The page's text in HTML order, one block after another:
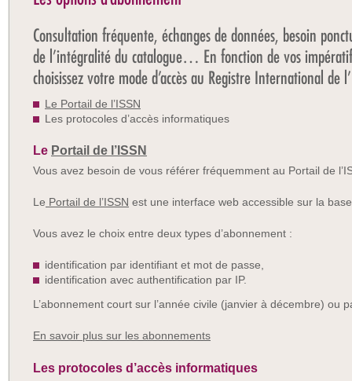
Consultation fréquente, échanges de données, besoin
de l’intégralité du catalogue… En fonction de vos
choisissez votre mode d’accès au Registre International de
Le Portail de l’ISSN
Les protocoles d’accès informatiques
Le Portail de l’ISSN
Vous avez besoin de vous référer fréquemment au Portail de
Le Portail de l’ISSN est une interface web accessible sur la
Vous avez le choix entre deux types d’abonnement :
identification par identifiant et mot de passe,
identification avec authentification par IP.
L’abonnement court sur l’année civile (janvier à décembre) ou
En savoir plus sur les abonnements
Les protocoles d’accès informatiques